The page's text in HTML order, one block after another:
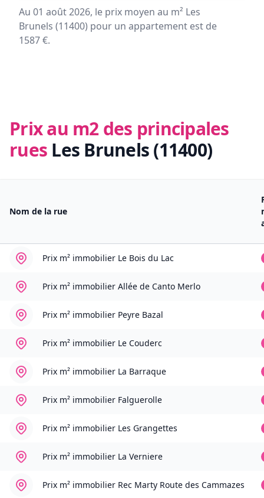
Au 01 août 2026, le prix moyen au m² Les
Brunels (11400) pour un appartement est de
1587 €.
Prix au m2 des principales
rues Les Brunels (11400)
Nom de la rue
Prix m² immobilier Le Bois du Lac
Prix m² immobilier Allée de Canto Merlo
Prix m² immobilier Peyre Bazal
Prix m² immobilier Le Couderc
Prix m² immobilier La Barraque
Prix m² immobilier Falguerolle
Prix m² immobilier Les Grangettes
Prix m² immobilier La Verniere
Prix m² immobilier Rec Marty Route des Cammazes